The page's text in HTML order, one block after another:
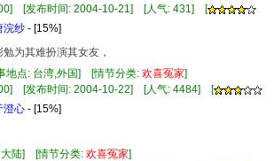
[发布时间: 2004-10-21] [人气: 431] [
浣纱 - [15%]
为其难扮演其女友，
地点: 台湾,外国] [情节分类: 欢喜冤家]
[发布时间: 2004-10-22] [人气: 4484] [
澄心 - [15%]
大陆] [情节分类: 欢喜冤家]